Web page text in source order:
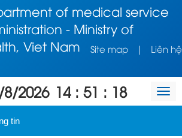
of medical service
- Ministry of
Viet Nam
Site map | Liên hệ
2026 14 : 51 : 18
tin